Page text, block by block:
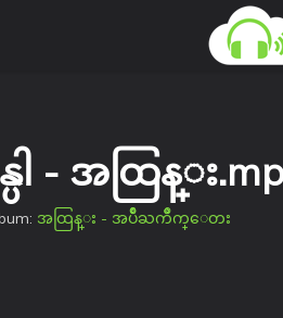
ပါ - အထြန္း
အထြန္း - အပ်ိဳႀကိဳက္ေတး